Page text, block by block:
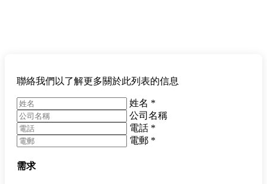
聯絡我們以了解更多關於此列表的信息
姓名 *
公司名稱
電話 *
電郵 *
需求